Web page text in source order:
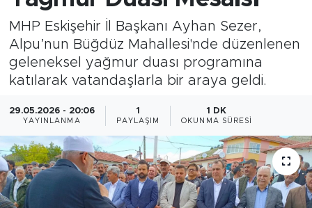
MHP Eskişehir İl Başkanı Ayhan Sezer,
Alpu’nun Büğdüz Mahallesi'nde düzenlenen
geleneksel yağmur duası programına
katılarak vatandaşlarla bir araya geldi.
29.05.2026 - 20:06
YAYINLANMA
1
PAYLAŞIM
1 DK
OKUNMA SÜRESI
Sağlık
Ekonomi
Eğitim
Sanat
Bölge
Teknoloji
Tüm Manşetler
Son Dakika Haberleri
Haber Arşivi